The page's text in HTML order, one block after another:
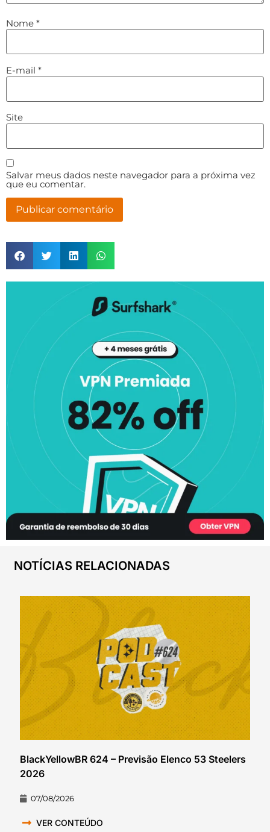
Nome *
E-mail *
Site
Salvar meus dados neste navegador para a próxima vez
que eu comentar.
NOTÍCIAS RELACIONADAS
BlackYellowBR 624 – Previsão Elenco 53 Steelers
2026
07/08/2026
VER CONTEÚDO